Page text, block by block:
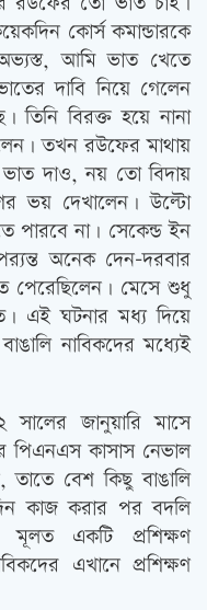
কোর্স কমান্ডারকে
আমি ভাত খেতে
দাবি নিয়ে গেলেন
তিনি বিরক্ত হয়ে নানা
তখন রউফের মাথায়
দাও, নয় তো বিদায়
ভয় দেখালেন। উল্টো
না। সেকেন্ড ইন
অনেক দেন-দরবার
পেরেছিলেন। মেসে শুধু
এই ঘটনার মধ্য দিয়ে
নাবিকদের মধ্যেই
সালের জানুয়ারি মাসে
পিএনএস কাসাস নেভাল
তাতে বেশ কিছু বাঙালি
কাজ করার পর বদলি
একটি প্রশিক্ষণ
এখানে প্রশিক্ষণ